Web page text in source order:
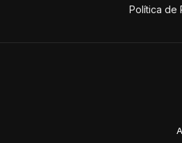
Política de